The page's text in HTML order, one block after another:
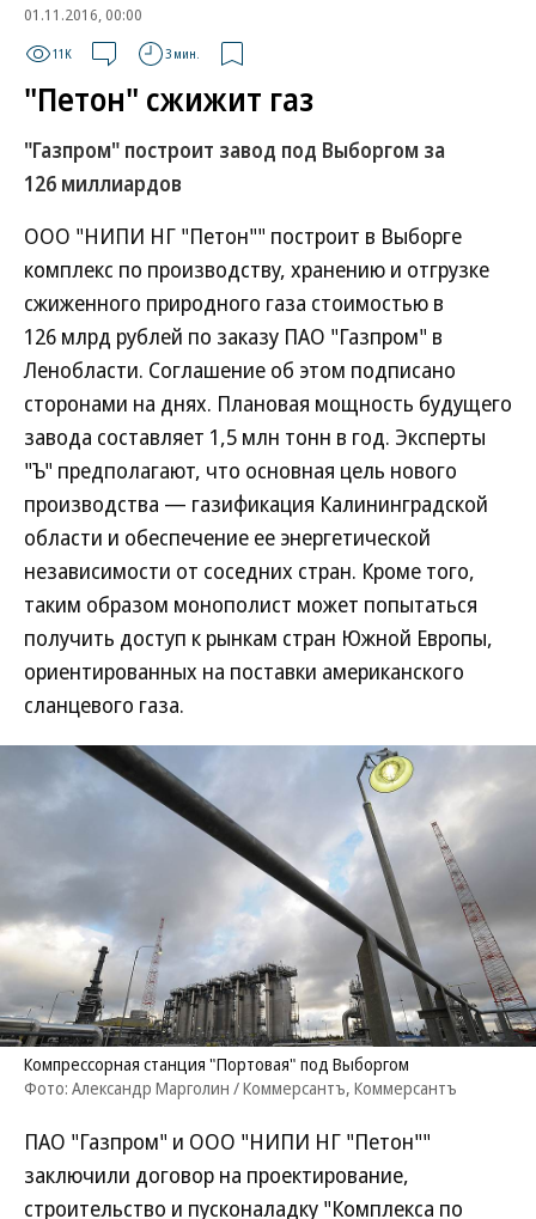
01.11.2016, 00:00
11K 3 мин.
"Петон" сжижит газ
"Газпром" построит завод под Выборгом за
126 миллиардов
ООО "НИПИ НГ "Петон"" построит в Выборге
комплекс по производству, хранению и отгрузке
сжиженного природного газа стоимостью в
126 млрд рублей по заказу ПАО "Газпром" в
Ленобласти. Соглашение об этом подписано
сторонами на днях. Плановая мощность будущего
завода составляет 1,5 млн тонн в год. Эксперты
"Ъ" предполагают, что основная цель нового
производства — газификация Калининградской
области и обеспечение ее энергетической
независимости от соседних стран. Кроме того,
таким образом монополист может попытаться
получить доступ к рынкам стран Южной Европы,
ориентированных на поставки американского
сланцевого газа.
Компрессорная станция "Портовая" под Выборгом
Фото: Александр Марголин / Коммерсантъ, Коммерсантъ
ПАО "Газпром" и ООО "НИПИ НГ "Петон""
заключили договор на проектирование,
строительство и пусконаладку "Комплекса по